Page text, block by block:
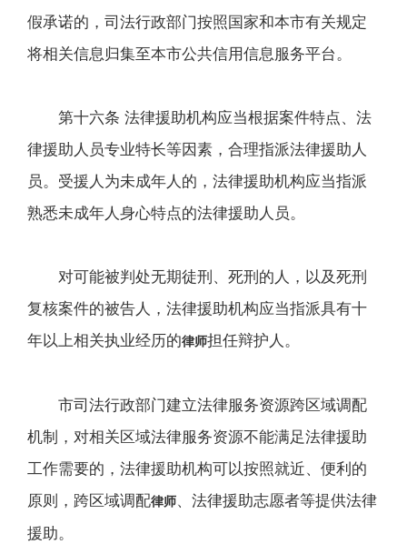
假承诺的，司法行政部门按照国家和本市有关规定
将相关信息归集至本市公共信用信息服务平台。
第十六条 法律援助机构应当根据案件特点、法
律援助人员专业特长等因素，合理指派法律援助人
员。受援人为未成年人的，法律援助机构应当指派
熟悉未成年人身心特点的法律援助人员。
对可能被判处无期徒刑、死刑的人，以及死刑
复核案件的被告人，法律援助机构应当指派具有十
年以上相关执业经历的律师担任辩护人。
市司法行政部门建立法律服务资源跨区域调配
机制，对相关区域法律服务资源不能满足法律援助
工作需要的，法律援助机构可以按照就近、便利的
原则，跨区域调配律师、法律援助志愿者等提供法律
援助。